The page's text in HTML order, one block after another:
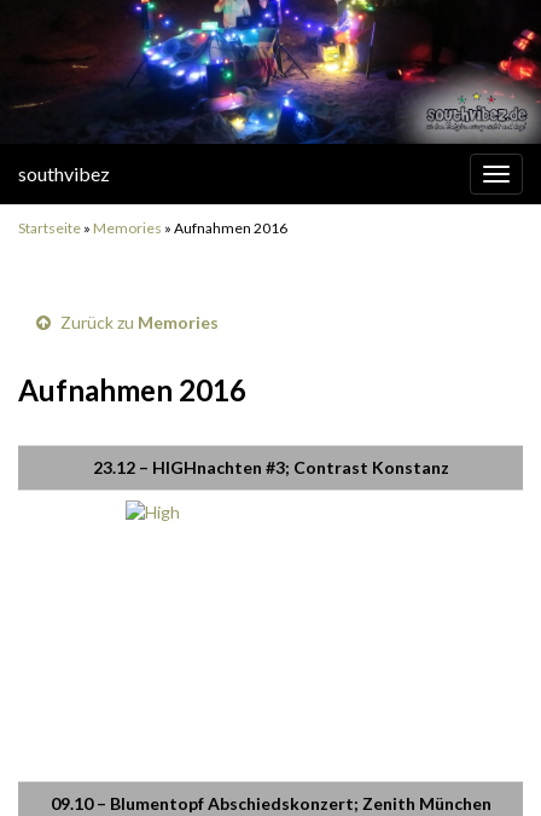
southvibez
Startseite » Memories » Aufnahmen 2016
Zurück zu Memories
Aufnahmen 2016
23.12 – HIGHnachten #3; Contrast Konstanz
09.10 – Blumentopf Abschiedskonzert; Zenith München